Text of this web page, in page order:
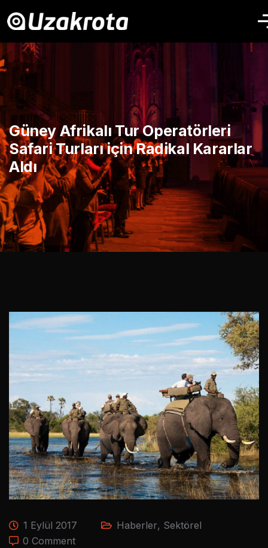
Güney Afrikalı Tur Operatörleri
Safari Turları için Radikal Kararlar
Aldı
1 Eylül 2017 Haberler, Sektörel
0 Comment